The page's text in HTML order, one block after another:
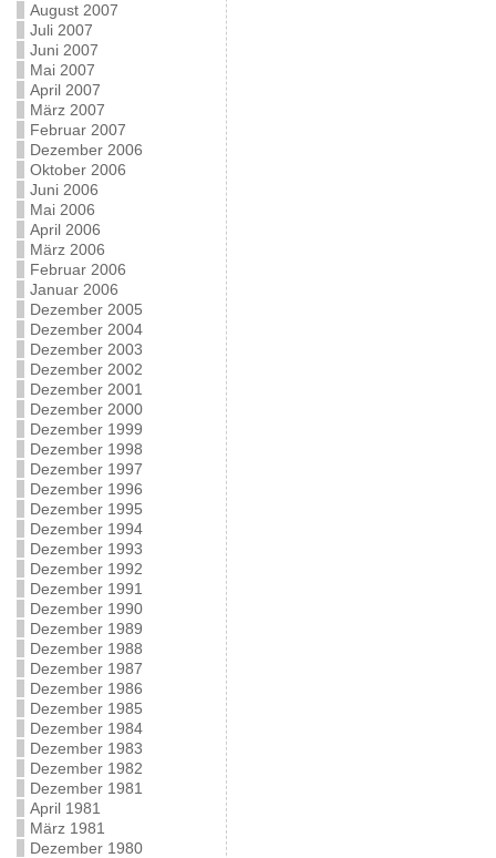
August 2007
Juli 2007
Juni 2007
Mai 2007
April 2007
März 2007
Februar 2007
Dezember 2006
Oktober 2006
Juni 2006
Mai 2006
April 2006
März 2006
Februar 2006
Januar 2006
Dezember 2005
Dezember 2004
Dezember 2003
Dezember 2002
Dezember 2001
Dezember 2000
Dezember 1999
Dezember 1998
Dezember 1997
Dezember 1996
Dezember 1995
Dezember 1994
Dezember 1993
Dezember 1992
Dezember 1991
Dezember 1990
Dezember 1989
Dezember 1988
Dezember 1987
Dezember 1986
Dezember 1985
Dezember 1984
Dezember 1983
Dezember 1982
Dezember 1981
April 1981
März 1981
Dezember 1980